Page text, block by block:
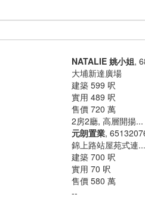
NATALIE 姚小姐,
大埔新達廣場
建築 599 呎
實用 489 呎
售價 720 萬
2房2廳, 高層開揚...
元朗置業,
錦上路站屋苑式連...
建築 700 呎
實用 70 呎
售價 580 萬
--